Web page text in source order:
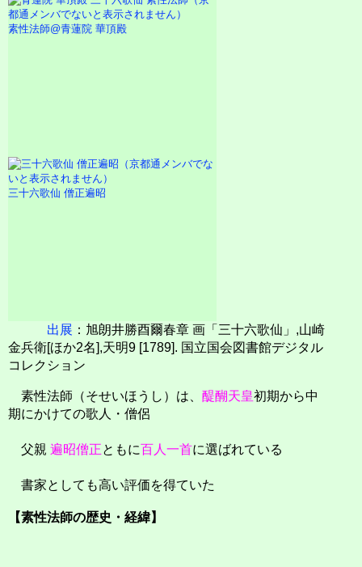
素性法師@青蓮院 華頂殿
三十六歌仙 僧正遍昭
出展 ：旭朗井勝酉爾春章 画「三十六歌仙」,山崎
金兵衛[ほか2名],天明9 [1789]. 国立国会図書館デジタル
コレクション
素性法師（そせいほうし）は、 醍醐天皇初期から中
期にかけての歌人・僧侶
父親 遍昭僧正ともに百人一首に選ばれている
書家としても高い評価を得ていた
【素性法師の歴史・経緯】